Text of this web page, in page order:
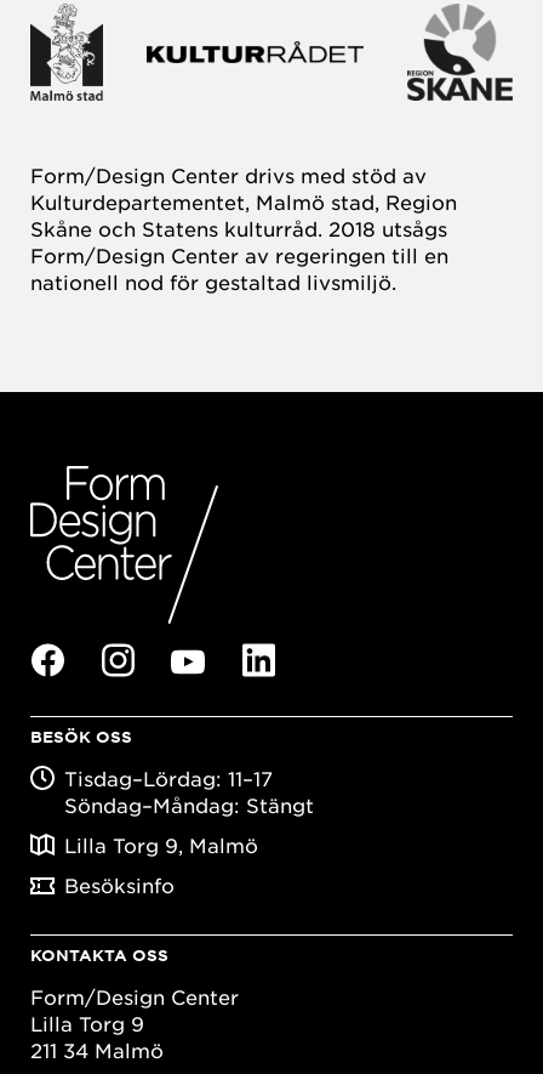
Form/Design Center drivs med stöd av
Kulturdepartementet, Malmö stad, Region
Skåne och Statens kulturråd. 2018 utsågs
Form/Design Center av regeringen till en
nationell nod för gestaltad livsmiljö.
BESÖK OSS
Tisdag–Lördag: 11–17
Söndag–Måndag: Stängt
Lilla Torg 9, Malmö
Besöksinfo
KONTAKTA OSS
Form/Design Center
Lilla Torg 9
211 34 Malmö